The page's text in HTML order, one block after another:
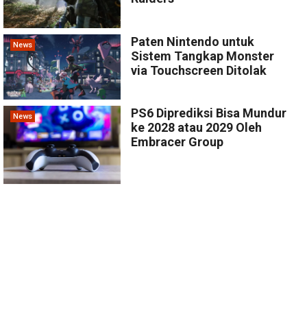
News
Paten Nintendo untuk
Sistem Tangkap Monster
via Touchscreen Ditolak
News
PS6 Diprediksi Bisa Mundur
ke 2028 atau 2029 Oleh
Embracer Group